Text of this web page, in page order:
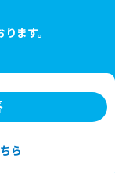
ます。
ら